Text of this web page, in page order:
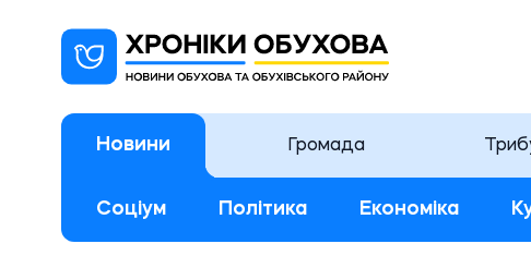
Новини Громада
Соціум Політика Економіка